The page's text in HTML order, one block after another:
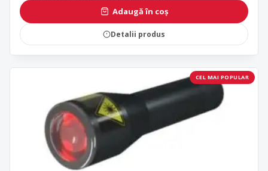
Adaugă în coș
Detalii produs
CEL MAI POPULAR